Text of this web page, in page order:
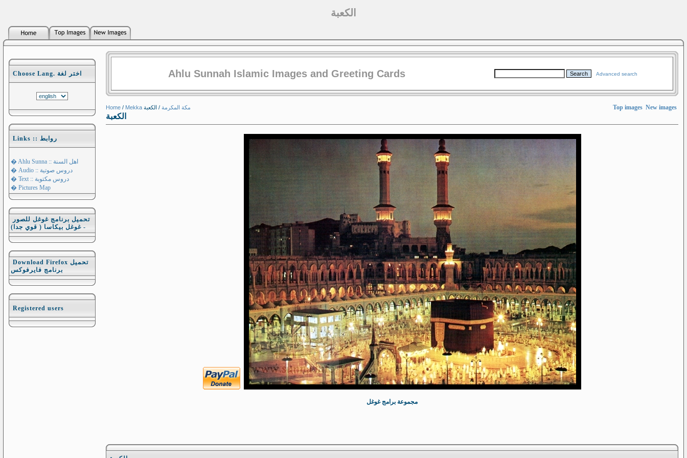
الكعبة
Choose Lang. اختر لغة
Links :: روابط
� Ahlu Sunna :: اهل السنة
� Audio :: دروس صوتية
� Text :: دروس مكتوبة
� Pictures Map
تحميل برنامج غوغل للصور
- غوغل بيكاسا ( قوي جدا)
Download Firefox تحميل
برنامج فايرفوكس
Registered users
Ahlu Sunnah Islamic Images and Greeting Cards Advanced search
Home / Mekka مكة المكرمة / الكعبة Top images New images
الكعبة
مجموعة برامج غوغل